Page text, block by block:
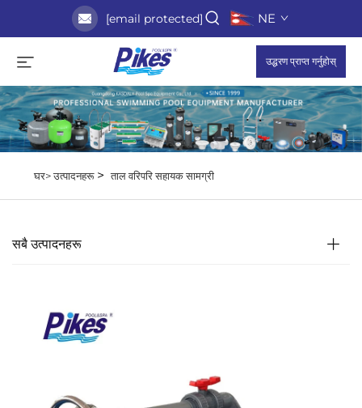
[email protected] NE
उद्धरण प्राप्त गर्नुहोस्
घर>उत्पादनहरू>ताल वरिपरि सहायक सामग्री
सबै उत्पादनहरू